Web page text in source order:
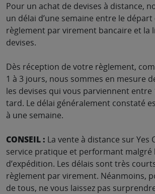
Pour un achat de devises à distance,
un délai d’une semaine entre le
règlement par virement bancaire et la
devises.
Dès réception de votre règlement,
1 à 3 jours, nous sommes en mesure
les devises qui vous parviennent entre
tard. Le délai généralement constaté
à une semaine.
CONSEIL : La vente à distance sur Yes
service pratique et performant malgré
d’expédition. Les délais sont très
règlement par virement. Néanmoins,
de tous, ne vous laissez pas